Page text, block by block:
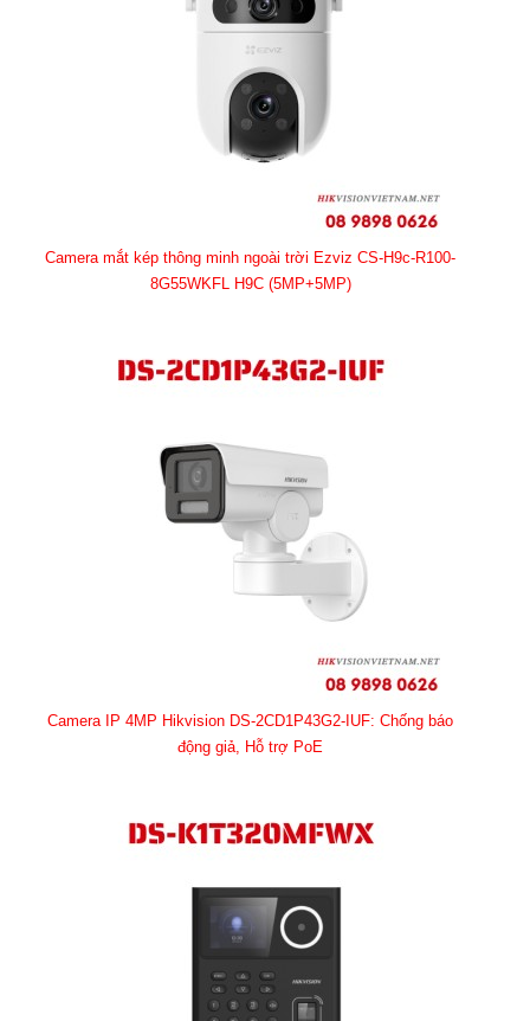
Camera mắt kép thông minh ngoài trời Ezviz CS-H9c-R100-
8G55WKFL H9C (5MP+5MP)
Camera IP 4MP Hikvision DS-2CD1P43G2-IUF: Chống báo
động giả, Hỗ trợ PoE